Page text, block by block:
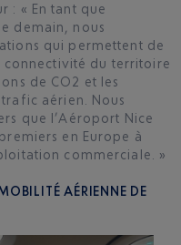
: « En tant que
demain, nous
qui permettent de
connectivité du territoire
de CO2 et les
aérien. Nous
que l’Aéroport Nice
en Europe à
commerciale. »
AÉRIENNE DE